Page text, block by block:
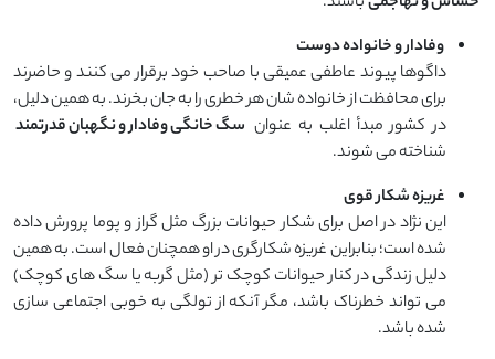
وفادار و خانواده‌ دوست
داگوها پیوند عاطفی عمیقی با صاحب خود برقرار می ‌کنند و حاضرند
برای محافظت از خانواده‌ شان هر خطری را به جان بخرند. به همین دلیل،
در کشور مبدأ اغلب به عنوان سگ خانگی وفادار و نگهبان قدرتمند
شناخته می ‌شوند.
غریزه شکار قوی
این نژاد در اصل برای شکار حیوانات بزرگ مثل گراز و پوما پرورش داده
شده است؛ بنابراین غریزه شکارگری در او همچنان فعال است. به همین
دلیل زندگی در کنار حیوانات کوچک ‌تر (مثل گربه یا سگ ‌های کوچک)
می ‌تواند خطرناک باشد، مگر آنکه از تولگی به ‌خوبی اجتماعی ‌سازی
شده باشد.